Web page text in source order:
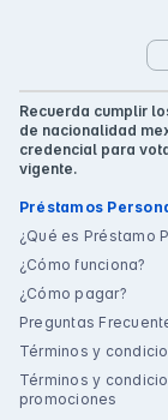
Recuerda cumplir
de nacionalidad
credencial para
vigente.
Préstamos
¿Qué es Préstamo
¿Cómo funciona?
¿Cómo pagar?
Preguntas
Términos y
Términos y
promociones